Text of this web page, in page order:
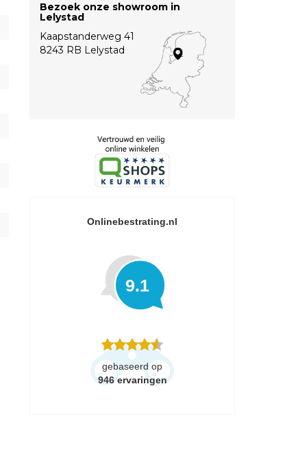
Bezoek onze showroom in
Lelystad
Kaapstanderweg 41
8243 RB Lelystad
Onlinebestrating.nl
9.1
gebaseerd op
946 ervaringen